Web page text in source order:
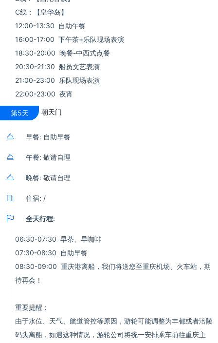
C线：【皇华岛】
12:00-13:30 自助午餐
16:00-17:00 下午茶+乐队现场表演
18:30-20:00 晚餐-中西式点餐
20:30-21:30 船员文艺表演
21:00-23:00 乐队现场表演
22:00-23:00 夜宵
第5天 朝天门
 早餐: 自助早餐
 午餐: 敬请自理
 晚餐: 敬请自理
 住宿: /
 全天行程:
06:30-07:30 早茶、早咖啡
07:30-08:30 自助早餐
08:30-09:00 重庆港离船，我们将送您至重庆机场、火车站，期
待再会！
重要提醒：
由于水位、天气、航道管控等原因，游轮可能调整为丰都或者涪陵
码头离船，如遇这种情况，游轮公司将统一安排乘车前往重庆主